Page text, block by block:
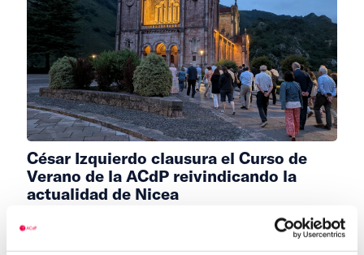
César Izquierdo clausura el Curso de
Verano de la ACdP reivindicando la
actualidad de Nicea
El XIV Curso de Verano de la Asociación Católica de